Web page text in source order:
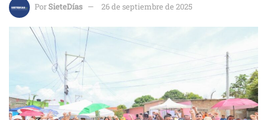
PorSieteDías 26 de septiembre de 2025